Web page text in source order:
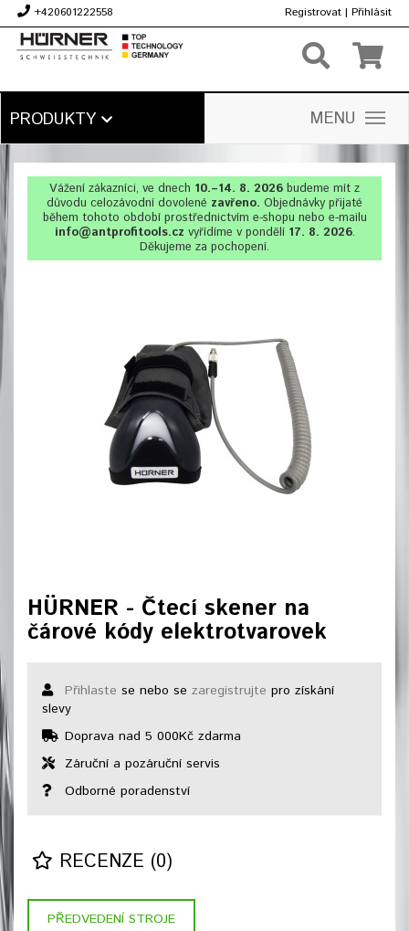
+420601222558 Registrovat | Přihlásit
PRODUKTY MENU
Vážení zákazníci, ve dnech 10.–14. 8. 2026 budeme mít z
důvodu celozávodní dovolené zavřeno. Objednávky přijaté
během tohoto období prostřednictvím e-shopu nebo e-mailu
info@antprofitools.cz vyřídíme v pondělí 17. 8. 2026.
Děkujeme za pochopení.
HÜRNER - Čtecí skener na
čárové kódy elektrotvarovek
Přihlaste se nebo se zaregistrujte pro získání
slevy
Doprava nad 5 000Kč zdarma
Záruční a pozáruční servis
Odborné poradenství
RECENZE (0)
PŘEDVEDENÍ STROJE